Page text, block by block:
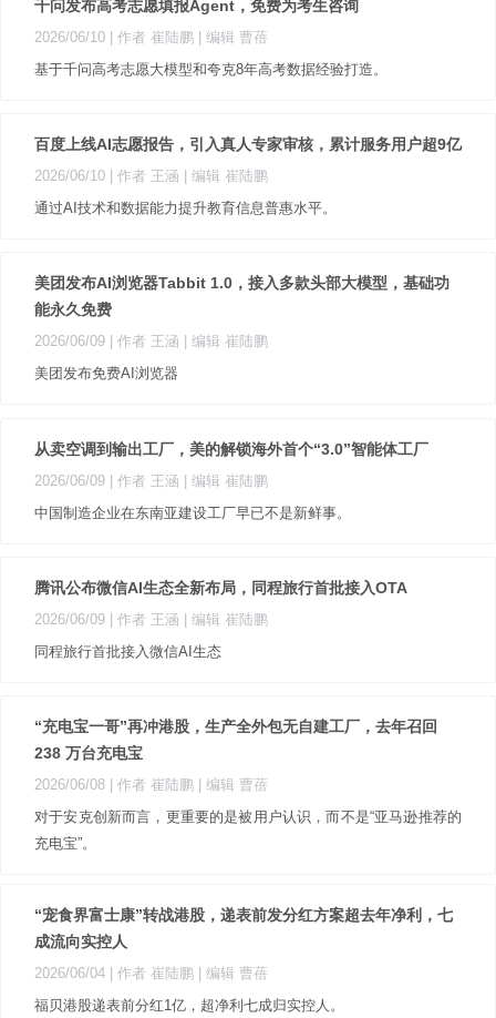
千问发布高考志愿填报Agent，免费为考生咨询
2026/06/10 | 作者 崔陆鹏
| 编辑 曹蓓
基于千问高考志愿大模型和夸克8年高考数据经验打造。
百度上线AI志愿报告，引入真人专家审核，累计服务用户超9亿
2026/06/10 | 作者 王涵
| 编辑 崔陆鹏
通过AI技术和数据能力提升教育信息普惠水平。
美团发布AI浏览器Tabbit 1.0，接入多款头部大模型，基础功
能永久免费
2026/06/09 | 作者 王涵
| 编辑 崔陆鹏
美团发布免费AI浏览器
从卖空调到输出工厂，美的解锁海外首个“3.0”智能体工厂
2026/06/09 | 作者 王涵
| 编辑 崔陆鹏
中国制造企业在东南亚建设工厂早已不是新鲜事。
腾讯公布微信AI生态全新布局，同程旅行首批接入OTA
2026/06/09 | 作者 王涵
| 编辑 崔陆鹏
同程旅行首批接入微信AI生态
“充电宝一哥”再冲港股，生产全外包无自建工厂，去年召回
238 万台充电宝
2026/06/08 | 作者 崔陆鹏
| 编辑 曹蓓
对于安克创新而言，更重要的是被用户认识，而不是“亚马逊推荐的
充电宝”。
“宠食界富士康”转战港股，递表前发分红方案超去年净利，七
成流向实控人
2026/06/04 | 作者 崔陆鹏
| 编辑 曹蓓
福贝港股递表前分红1亿，超净利七成归实控人。